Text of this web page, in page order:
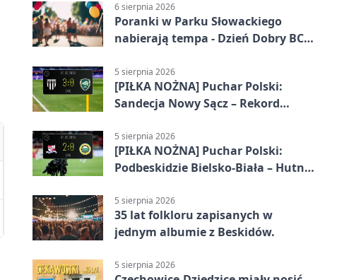
6 sierpnia 2026
Poranki w Parku Słowackiego
nabierają tempa - Dzień Dobry BCK
5 sierpnia 2026
[PIŁKA NOŻNA] Puchar Polski:
Sandecja Nowy Sącz – Rekord
5 sierpnia 2026
[PIŁKA NOŻNA] Puchar Polski:
Podbeskidzie Bielsko-Biała – Hutnik
w Dankowicach
5 sierpnia 2026
35 lat folkloru zapisanych w
jednym albumie z Beskidów.
5 sierpnia 2026